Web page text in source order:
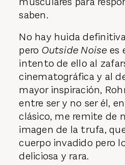
saben.
No hay huida
pero Outside Noise es
intento de ello al
cinematográfica y al
mayor inspiración,
entre ser y no ser él,
clásico, me remite de
imagen de la trufa,
cuerpo invadido pero
deliciosa y rara.